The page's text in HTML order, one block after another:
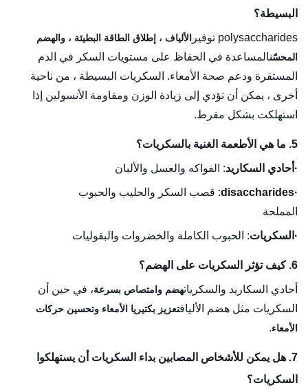
البسيطة؟
polysaccharides توفير
الألياف ، إطلاق الطاقة البطيئة ، والهضم
المحسّنالمساعدة في الحفاظ على مستويات السكر في الدم
المستقرة ودعم صحة الأمعاء. السكريات البسيطة ، من ناحية
أخرى ، يمكن أن تؤدي إلى زيادة الوزن ومقاومة الأنسولين إذا
استهلكت بشكل مفرط.
5. ما هي الأطعمة الغنية بالسكريات؟
· أحادي السكاريد: الفواكه والعسل والألبان
·
disaccharides: قصب السكر والحليب والحبوب
المملحة
· السكريات: الحبوب الكاملة والخضروات والبقوليات
6. كيف تؤثر السكريات على الهضم؟
أحادي السكاريد والسكرياتهضم وامتصاص بسرعة، في حين أن
السكريات مثل هضم الأليافتعزيز بكتيريا الأمعاء وتحسين حركات
الأمعاء.
7. هل يمكن للأشخاص المصابين بداء السكريات أن يستهلكوا
السكريات؟